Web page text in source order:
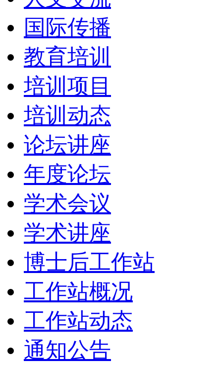
国际传播
教育培训
培训项目
培训动态
论坛讲座
年度论坛
学术会议
学术讲座
博士后工作站
工作站概况
工作站动态
通知公告